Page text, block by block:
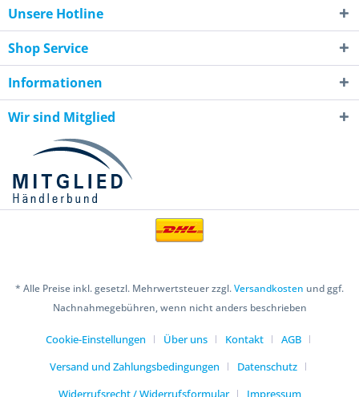
Unsere Hotline
Shop Service
Informationen
Wir sind Mitglied
* Alle Preise inkl. gesetzl. Mehrwertsteuer zzgl.Versandkosten und ggf.
Nachnahmegebühren, wenn nicht anders beschrieben
Cookie-Einstellungen Über uns Kontakt
AGB
Versand und Zahlungsbedingungen
Datenschutz
Widerrufsrecht / Widerrufsformular
Impressum